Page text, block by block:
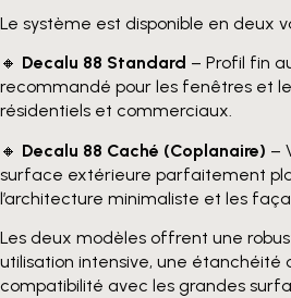
Le système est disponible en deux
🔸 Decalu 88 Standard – Profil fin
recommandé pour les fenêtres et
résidentiels et commerciaux.
🔸 Decalu 88 Caché (Coplanaire) –
surface extérieure parfaitement
l’architecture minimaliste et les
Les deux modèles offrent une
utilisation intensive, une étanchéité
compatibilité avec les grandes